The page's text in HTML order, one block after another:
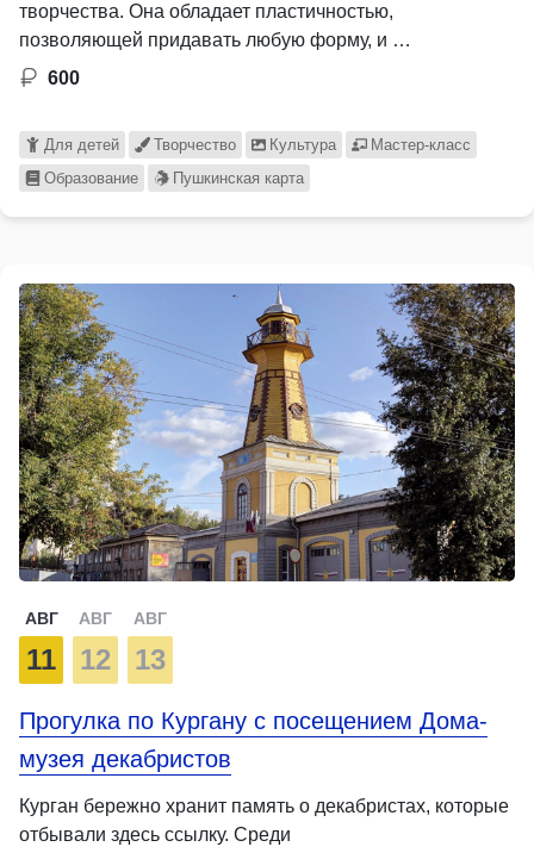
творчества. Она обладает пластичностью,
позволяющей придавать любую форму, и …
600
Для детей Творчество Культура
Мастер-класс
Образование
Пушкинская карта
АВГ
11
АВГ
12
АВГ
13
Прогулка по Кургану с посещением Дома-
музея декабристов
Курган бережно хранит память о декабристах, которые
отбывали здесь ссылку. Среди